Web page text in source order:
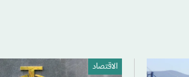
الاقتصاد